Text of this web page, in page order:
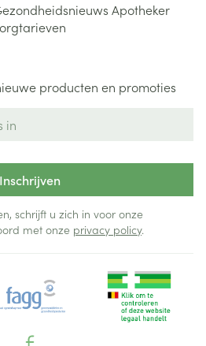
Apotheker
producten en promoties
Inschrijven
schrijft u zich in voor onze
met onze privacy policy.